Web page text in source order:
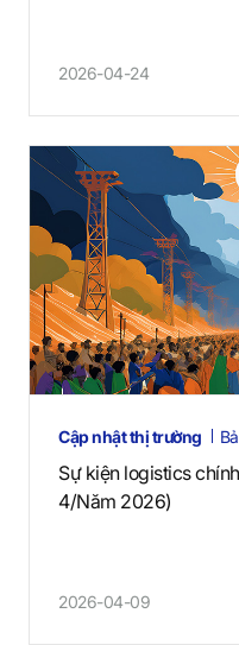
2026-04-24
Cập nhật thị trường
Sự kiện logistics
4/Năm 2026)
2026-04-09